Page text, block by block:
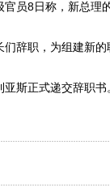
员8日称，新总理
辞职，为组建新的
斯正式递交辞职书